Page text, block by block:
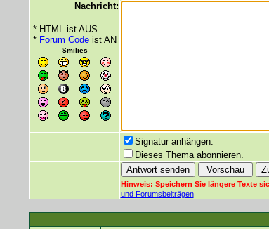
Nachricht:
* HTML ist AUS
* Forum Codeist AN
Smilies
Signatur anhängen.
Dieses Thema abonnieren.
Hinweis: Speichern Sie längere Texte
und Forumsbeiträgen